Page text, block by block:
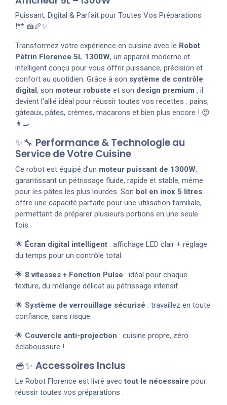
Puissant, Digital & Parfait pour Toutes Vos Préparations
!** 🍰🥖✨
Transformez votre expérience en cuisine avec le Robot
Pétrin Florence 5L 1300W, un appareil moderne et
intelligent conçu pour vous offrir puissance, précision et
confort au quotidien. Grâce à son système de contrôle
digital, son moteur robuste et son design premium , il
devient l’allié idéal pour réussir toutes vos recettes : pains,
gâteaux, pâtes, crèmes, macarons et bien plus encore ! 😍
👩‍🍳
✨🔧 Performance & Technologie au
Service de Votre Cuisine
Ce robot est équipé d’un moteur puissant de 1300W,
garantissant un pétrissage fluide, rapide et stable, même
pour les pâtes les plus lourdes. Son bol en inox 5 litres
offre une capacité parfaite pour une utilisation familiale,
permettant de préparer plusieurs portions en une seule
fois.
🌟 Écran digital intelligent : affichage LED clair + réglage
du temps pour un contrôle total.
🌟 8 vitesses + Fonction Pulse : idéal pour chaque
texture, du mélange délicat au pétrissage intensif.
🌟 Système de verrouillage sécurisé : travaillez en toute
confiance, sans risque.
🌟 Couvercle anti-projection : cuisine propre, zéro
éclaboussure !
🥣✨ Accessoires Inclus
Le Robot Florence est livré avectout le nécessaire pour
réussir toutes vos préparations :